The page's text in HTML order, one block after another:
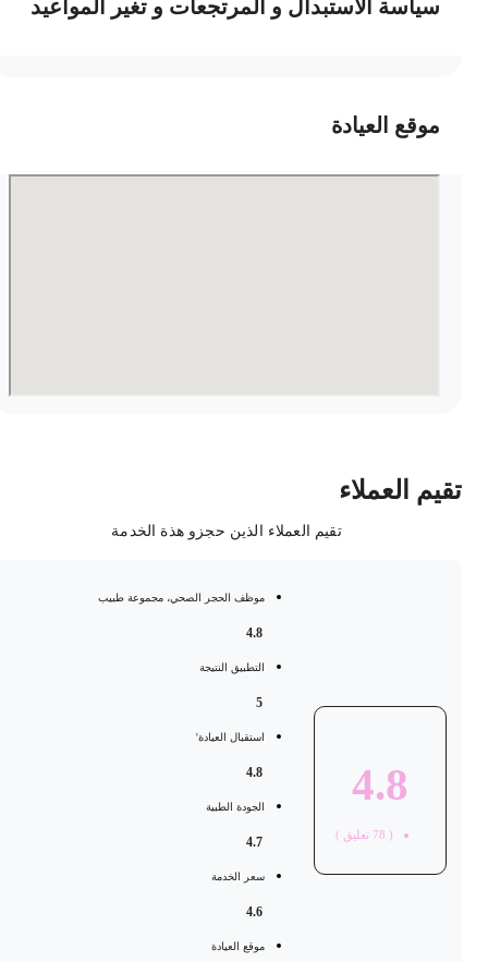
سياسة الاستبدال و المرتجعات و تغير المواعيد
موقع العيادة
العملاء
تقيم العملاء الذين حجزو هذة الخدمة
4.8
78 تعليق )
موظف الحجر الصحي، مجموعة طبيب
التطبيق النتيجة
استقبال العيادة'
الجودة الطبية
سعر الخدمة
موقع العيادة